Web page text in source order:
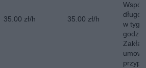
35.00 zł/h 35.00 zł/h
w